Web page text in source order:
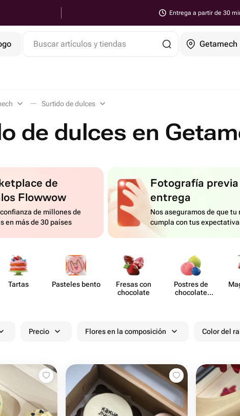
Entrega a partir de 30
Buscar artículos y tiendas Getamech
Surtido de dulces
de dulces en
de
Flowwow
de millones de
en más de 30 países
Fotografía
entrega
Nos aseguramos de que tu
cumpla con tus
Tartas Pasteles bento
Fresas con
chocolate
Postres de
chocolate
Precio Flores en la composición Color del